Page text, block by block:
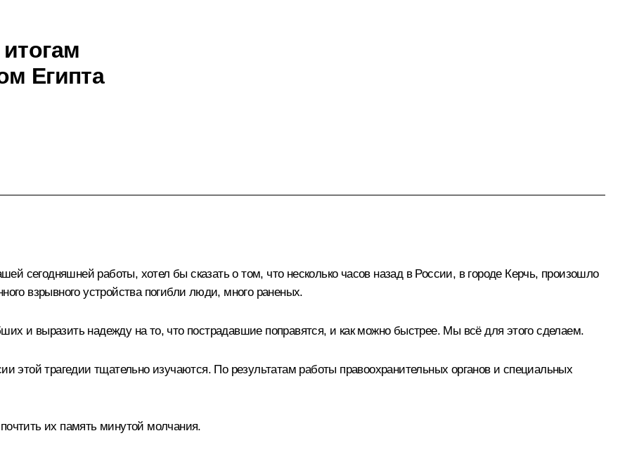
Египта
сегодняшней работы, хотел бы сказать о том, что несколько часов назад в России, в городе Керчь, произошло
взрывного устройства погибли люди, много раненых.
и выразить надежду на то, что пострадавшие поправятся, и как можно быстрее. Мы всё для этого сделаем.
этой трагедии тщательно изучаются. По результатам работы правоохранительных органов и специальных
их память минутой молчания.